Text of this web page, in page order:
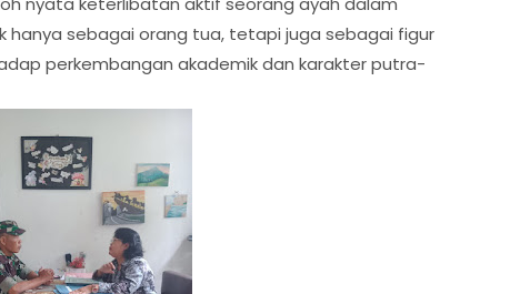
hanya sebagai orang tua, tetapi juga sebagai figur
perkembangan akademik dan karakter putra-